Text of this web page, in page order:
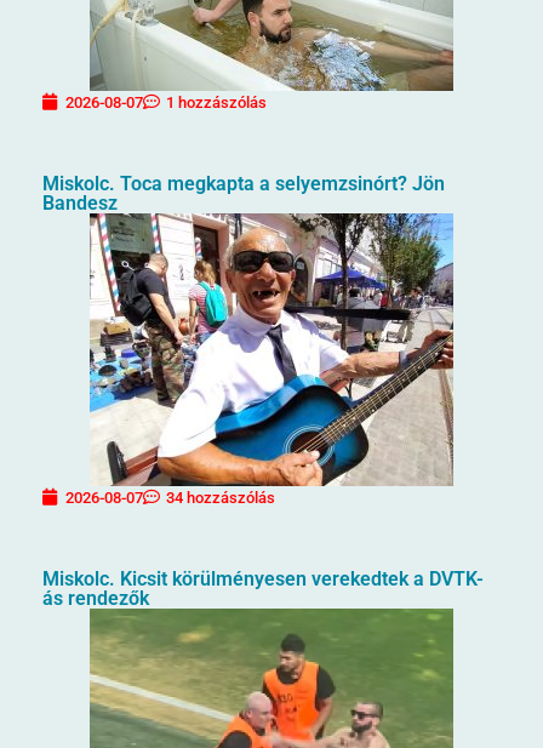
2026-08-07 1 hozzászólás
Miskolc. Toca megkapta a selyemzsinórt? Jön
Bandesz
2026-08-07 34 hozzászólás
Miskolc. Kicsit körülményesen verekedtek a DVTK-
ás rendezők